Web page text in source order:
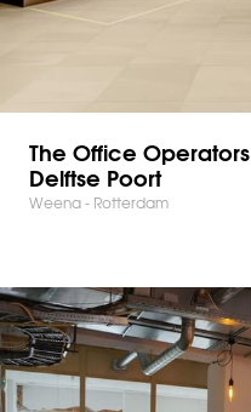
The Office Operators
Delftse Poort
Weena - Rotterdam